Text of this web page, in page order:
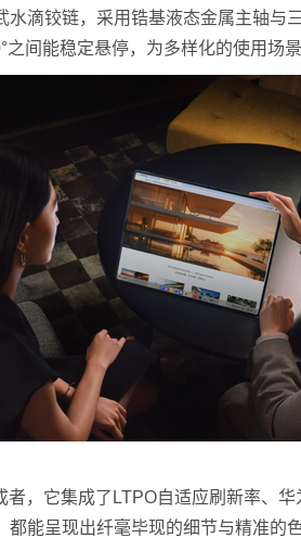
铰链，采用锆基液态金属主轴与
间能稳定悬停，为多样化的使用场
它集成了LTPO自适应刷新率、华
能呈现出纤毫毕现的细节与精准的